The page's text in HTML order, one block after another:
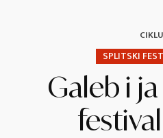
SPLITSKI
Galeb i